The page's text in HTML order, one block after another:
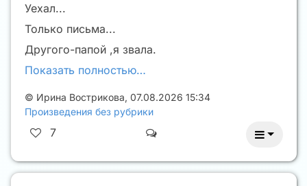
Уехал...
Только письма...
Другого-папой ,я звала.
Показать полностью…
© Ирина Вострикова, 07.08.2026 15:34
Произведения без рубрики
7